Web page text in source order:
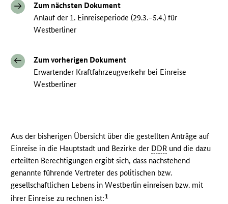
Zum nächsten Dokument
Anlauf der 1. Einreiseperiode (29.3.–5.4.) für
Westberliner
Zum vorherigen Dokument
Erwartender Kraftfahrzeugverkehr bei Einreise
Westberliner
Aus der bisherigen Übersicht über die gestellten Anträge auf
Einreise in die Hauptstadt und Bezirke der DDR und die dazu
erteilten Berechtigungen ergibt sich, dass nachstehend
genannte führende Vertreter des politischen bzw.
gesellschaftlichen Lebens in Westberlin einreisen bzw. mit
ihrer Einreise zu rechnen ist:1